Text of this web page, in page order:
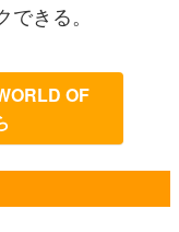
きる。
OF